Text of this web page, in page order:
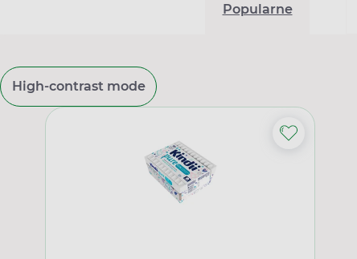
Popularne
High-contrast mode